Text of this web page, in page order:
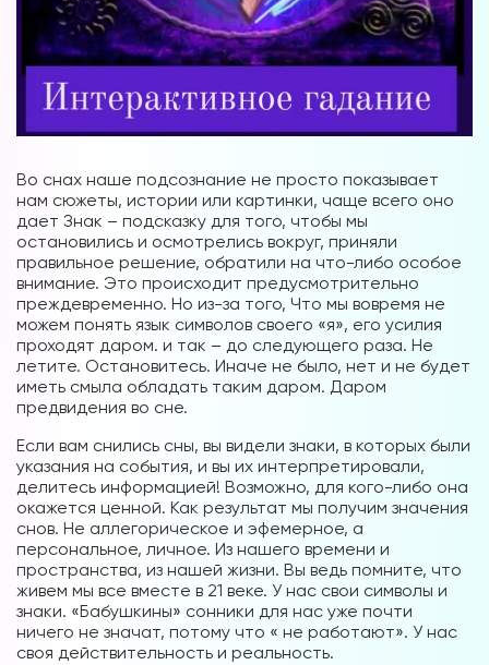
Во снах наше подсознание не просто показывает
нам сюжеты, истории или картинки, чаще всего оно
дает Знак – подсказку для того, чтобы мы
остановились и осмотрелись вокруг, приняли
правильное решение, обратили на что-либо особое
внимание. Это происходит предусмотрительно
преждевременно. Но из-за того, Что мы вовремя не
можем понять язык символов своего «я», его усилия
проходят даром. и так – до следующего раза. Не
летите. Остановитесь. Иначе не было, нет и не будет
иметь смыла обладать таким даром. Даром
предвидения во сне.
Если вам снились сны, вы видели знаки, в которых были
указания на события, и вы их интерпретировали,
делитесь информацией! Возможно, для кого-либо она
окажется ценной. Как результат мы получим значения
снов. Не аллегорическое и эфемерное, а
персональное, личное. Из нашего времени и
пространства, из нашей жизни. Вы ведь помните, что
живем мы все вместе в 21 веке. У нас свои символы и
знаки. «Бабушкины» сонники для нас уже почти
ничего не значат, потому что « не работают». У нас
своя действительность и реальность.